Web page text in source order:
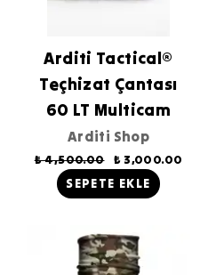
Arditi Tactical®
Teçhizat Çantası
60 LT Multicam
Arditi Shop
₺ 4,500.00 ₺ 3,000.00
SEPETE EKLE